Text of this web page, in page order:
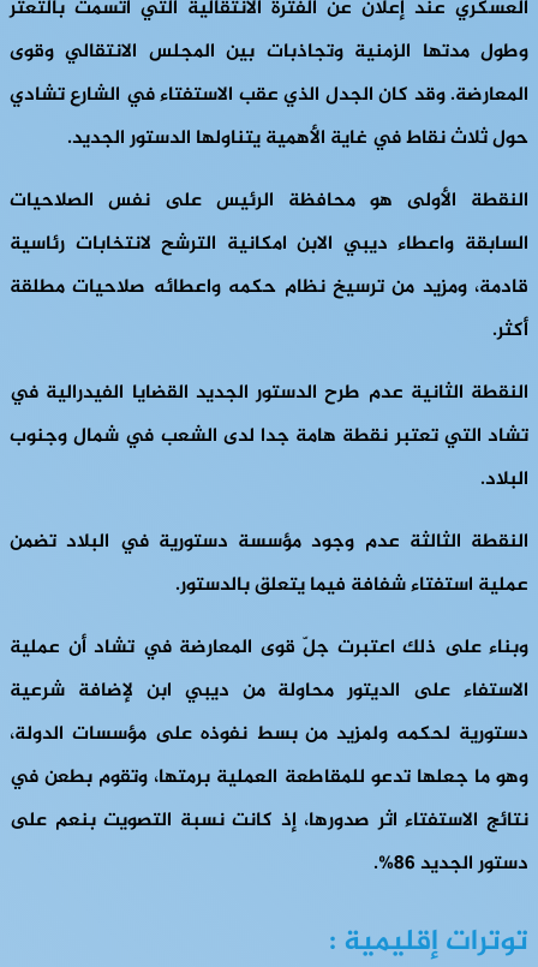
العسكري عند إعلان عن الفترة الانتقالية التي اتسمت بالتعثر
وطول مدتها الزمنية وتجاذبات بين المجلس الانتقالي وقوى
المعارضة. وقد كان الجدل الذي عقب الاستفتاء في الشارع تشادي
حول ثلاث نقاط في غاية الأهمية يتناولها الدستور الجديد.
النقطة الأولى هو محافظة الرئيس على نفس الصلاحيات
السابقة واعطاء ديبي الابن امكانية الترشح لانتخابات رئاسية
قادمة، ومزيد من ترسيخ نظام حكمه واعطائه صلاحيات مطلقة
أكثر.
النقطة الثانية عدم طرح الدستور الجديد القضايا الفيدرالية في
تشاد التي تعتبر نقطة هامة جدا لدى الشعب في شمال وجنوب
البلاد.
النقطة الثالثة عدم وجود مؤسسة دستورية في البلاد تضمن
عملية استفتاء شفافة فيما يتعلق بالدستور.
وبناء على ذلك اعتبرت جلّ قوى المعارضة في تشاد أن عملية
الاستفاء على الديتور محاولة من ديبي ابن لإضافة شرعية
دستورية لحكمه ولمزيد من بسط نفوذه على مؤسسات الدولة،
وهو ما جعلها تدعو للمقاطعة العملية برمتها، وتقوم بطعن في
نتائج الاستفتاء اثر صدورها، إذ كانت نسبة التصويت بنعم على
دستور الجديد 86%.
توترات إقليمية :